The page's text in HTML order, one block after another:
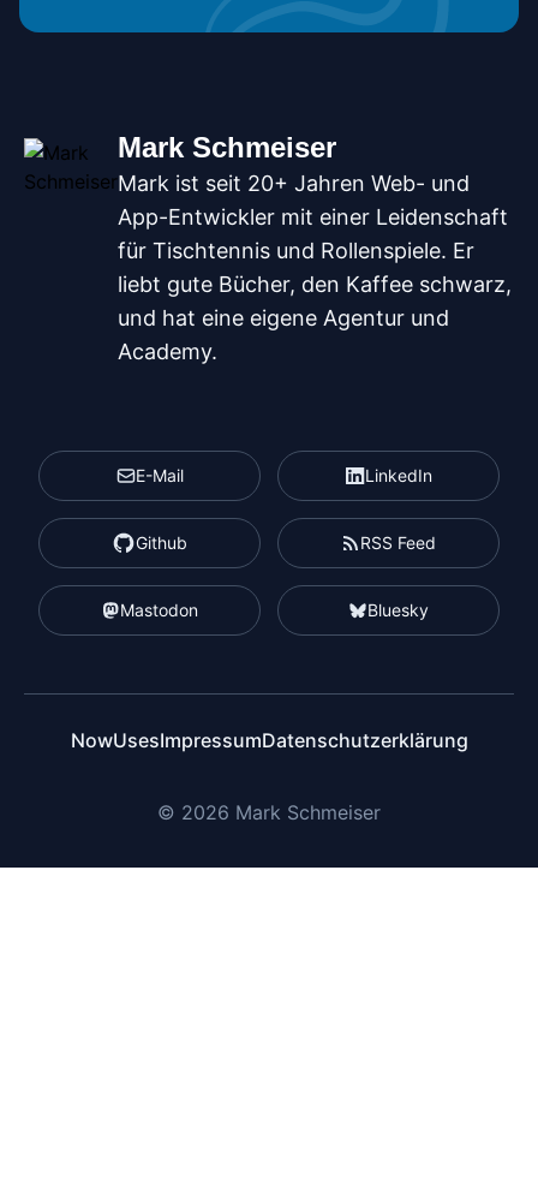
Mark Schmeiser
Mark ist seit 20+ Jahren Web- und
App-Entwickler mit einer Leidenschaft
für Tischtennis und Rollenspiele. Er
liebt gute Bücher, den Kaffee schwarz,
und hat eine eigene Agentur und
Academy.
E-Mail LinkedIn
Github RSS Feed
Mastodon Bluesky
NowUsesImpressumDatenschutzerklärung
© 2026 Mark Schmeiser